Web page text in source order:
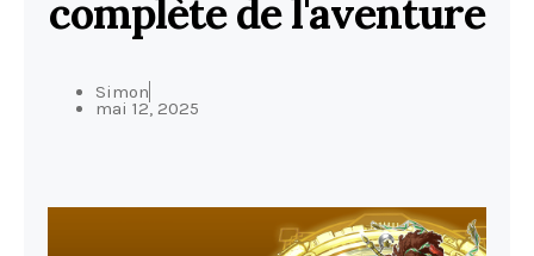
complète de l'aventure
Simon
mai 12, 2025